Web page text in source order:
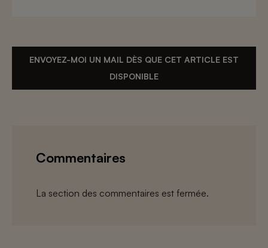
ENVOYEZ-MOI UN MAIL DÈS QUE CET ARTICLE EST
DISPONIBLE
Commentaires
La section des commentaires est fermée.